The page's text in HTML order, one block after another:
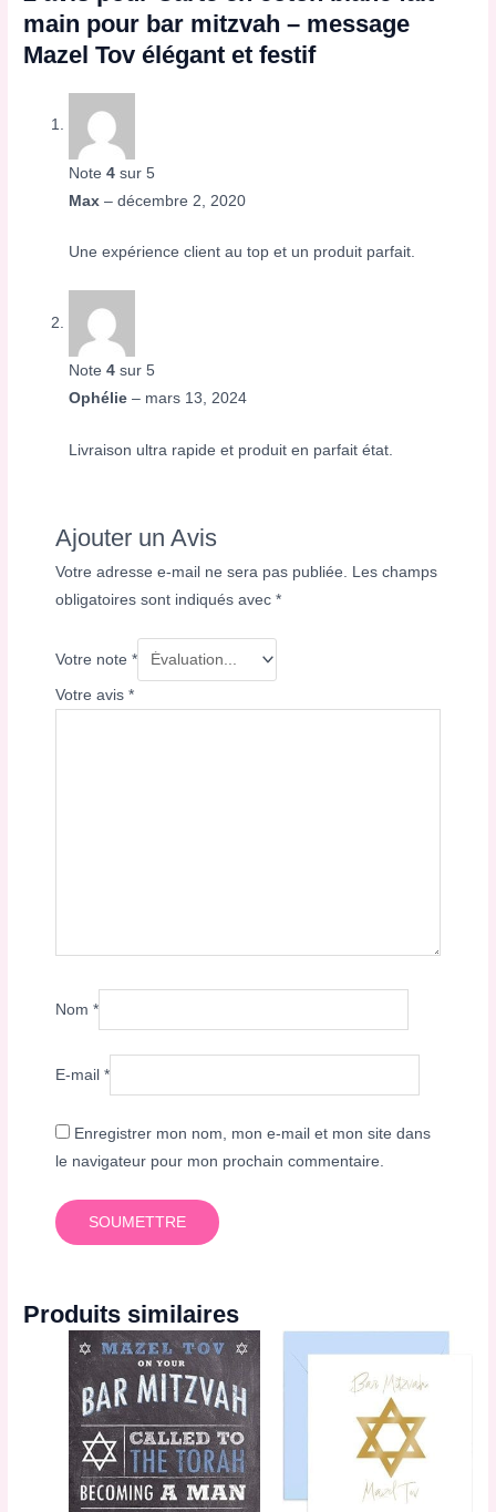
main pour bar mitzvah – message
Mazel Tov élégant et festif
Note4 sur 5
Max– décembre 2, 2020
Une expérience client au top et un produit parfait.
Note4 sur 5
Ophélie– mars 13, 2024
Livraison ultra rapide et produit en parfait état.
Ajouter un Avis
Votre adresse e-mail ne sera pas publiée. Les champs
obligatoires sont indiqués avec*
Votre note*
Votre avis*
Nom*
E-mail*
Enregistrer mon nom, mon e-mail et mon site dans
le navigateur pour mon prochain commentaire.
Produits similaires